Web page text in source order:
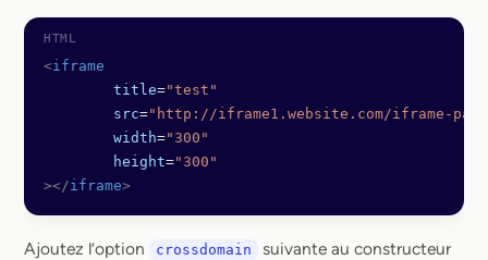
<iframe
	title
="test"
	src
="http://iframe1.website.com/iframe-
	width
="300"
	height
="300"
></iframe>
Ajoutez l’option crossdomain
suivante au constructeur